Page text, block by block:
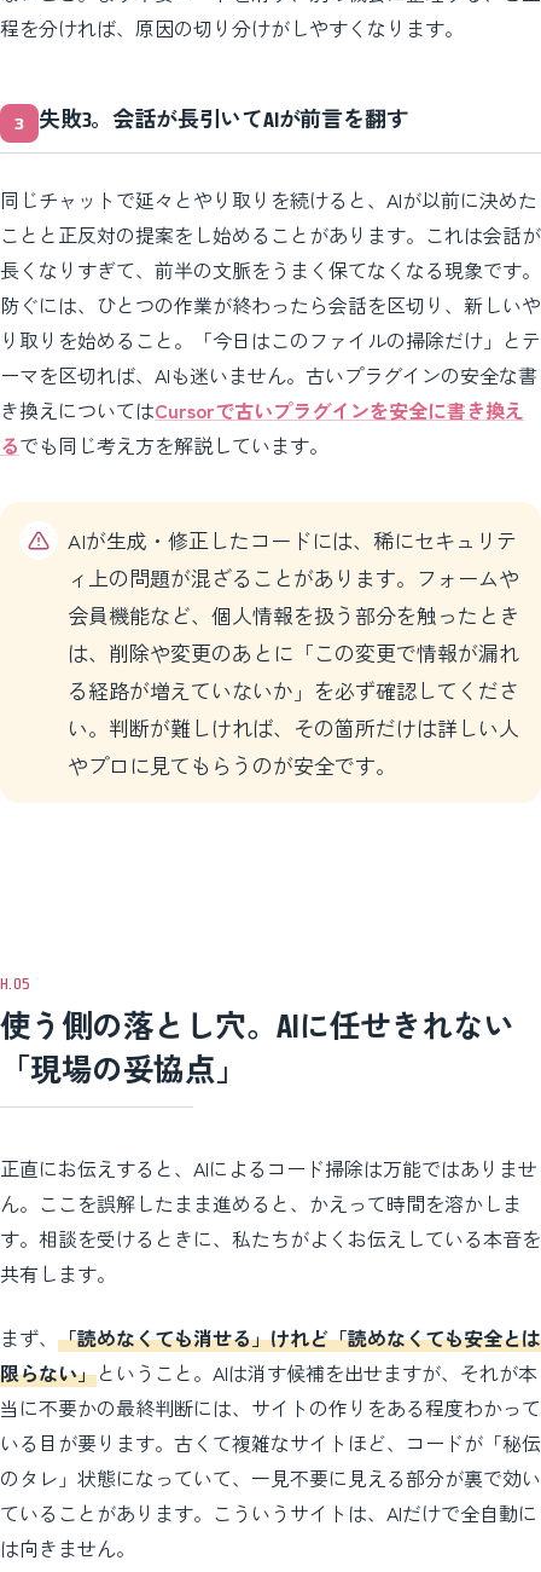
程を分ければ、原因の切り分けがしやすくなります。
失敗3。会話が長引いてAIが前言を翻す
同じチャットで延々とやり取りを続けると、AIが以前に決めた
ことと正反対の提案をし始めることがあります。これは会話が
長くなりすぎて、前半の文脈をうまく保てなくなる現象です。
防ぐには、ひとつの作業が終わったら会話を区切り、新しいや
り取りを始めること。「今日はこのファイルの掃除だけ」とテ
ーマを区切れば、AIも迷いません。古いプラグインの安全な書
き換えについてはCursorで古いプラグインを安全に書き換え
るでも同じ考え方を解説しています。
AIが生成・修正したコードには、稀にセキュリテ
ィ上の問題が混ざることがあります。フォームや
会員機能など、個人情報を扱う部分を触ったとき
は、削除や変更のあとに「この変更で情報が漏れ
る経路が増えていないか」を必ず確認してくださ
い。判断が難しければ、その箇所だけは詳しい人
やプロに見てもらうのが安全です。
使う側の落とし穴。AIに任せきれない
「現場の妥協点」
正直にお伝えすると、AIによるコード掃除は万能ではありませ
ん。ここを誤解したまま進めると、かえって時間を溶かしま
す。相談を受けるときに、私たちがよくお伝えしている本音を
共有します。
まず、 「読めなくても消せる」けれど「読めなくても安全とは
限らない」ということ。AIは消す候補を出せますが、それが本
当に不要かの最終判断には、サイトの作りをある程度わかって
いる目が要ります。古くて複雑なサイトほど、コードが「秘伝
のタレ」状態になっていて、一見不要に見える部分が裏で効い
ていることがあります。こういうサイトは、AIだけで全自動に
は向きません。